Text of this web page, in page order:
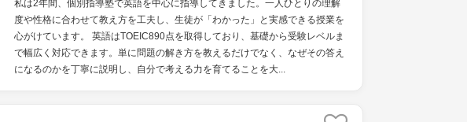
私は2年間、個別指導塾で英語を中心に指導してきました。一人ひとりの理解
度や性格に合わせて教え方を工夫し、生徒が「わかった」と実感できる授業を
心がけています。 英語はTOEIC890点を取得しており、基礎から受験レベルま
で幅広く対応できます。単に問題の解き方を教えるだけでなく、なぜその答え
になるのかを丁寧に説明し、自分で考える力を育てることを大...